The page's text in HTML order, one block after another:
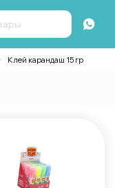
Клей карандаш 15 гр